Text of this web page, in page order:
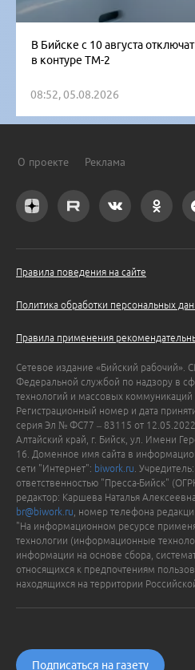
В Бийске с 10 августа
в контуре ТМ-2
08:52, 05.08.2026
О проекте Реклама
Правила поведения на сайте
Политика обработки персональных
Правила применения
Сетевое издание «Бийский рабочий».
Федеральной службой по надзору в
технологий и массовых коммуникаций
Регистрационный номер и дата
серия Эл № ФС77 – 83115 от
Алтайский край, г. Бийск, ул. Имени
16. Доменное имя сайта в
сети "Интернет": biwork.ru .
ответственностью "Пресса-Бийск"
редактор: Каршева Наталья
br@biwork.ru , номер телефона
"На информационном ресурсе
технологии (информационные
информации на основе сбора,
относящихся к предпочтениям
находящихся на территории
Подписаться на газету